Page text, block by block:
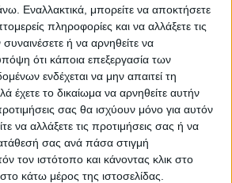
Εναλλακτικά, μπορείτε να αποκτήσετε
πληροφορίες και να αλλάξετε τις
ή να αρνηθείτε να
ότι κάποια επεξεργασία των
ενδέχεται να μην απαιτεί τη
έχετε το δικαίωμα να αρνηθείτε αυτήν
σας θα ισχύουν μόνο για αυτόν
να αλλάξετε τις προτιμήσεις σας ή να
σας ανά πάσα στιγμή
τον ιστότοπο και κάνοντας κλικ στο
κάτω μέρος της ιστοσελίδας.
Πρωινή Εφημερίδα της Καρδίτσας